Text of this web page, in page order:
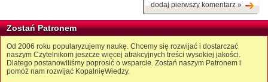
dodaj pierwszy komentarz »
Zostań Patronem
Od 2006 roku popularyzujemy naukę. Chcemy się rozwijać i dostarczać
naszym Czytelnikom jeszcze więcej atrakcyjnych treści wysokiej jakości.
Dlatego postanowiliśmy poprosić o wsparcie. Zostań naszym Patronem i
pomóż nam rozwijać KopalnięWiedzy.